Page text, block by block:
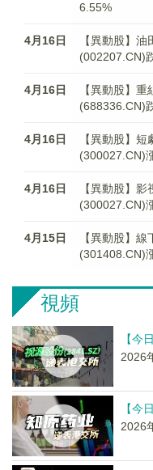
6.55%
4月16日
【異動股】
(002207.CN)
4月16日
【異動股】
(688336.CN)
4月16日
【異動股】
(300027.CN)
4月16日
【異動股】
(300027.CN)
4月15日
【異動股】
(301408.CN)
視頻
【今
2026
【今
2026